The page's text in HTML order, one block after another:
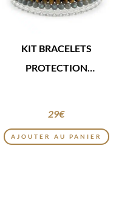
KIT BRACELETS
PROTECTION
29€
AJOUTER AU PANIER